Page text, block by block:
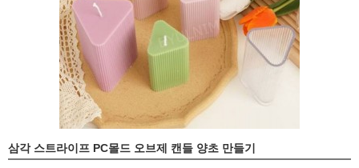
삼각 스트라이프 PC몰드 오브제 캔들 양초 만들기